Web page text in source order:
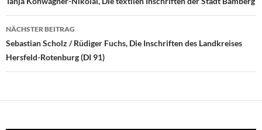
NÄCHSTER BEITRAG
Sebastian Scholz / Rüdiger Fuchs, Die Inschriften des Landkreises
Hersfeld-Rotenburg (DI 91)